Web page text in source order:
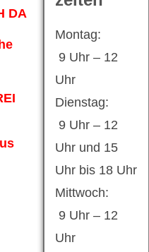
DA
Montag:
9 Uhr – 12
Uhr
Dienstag:
9 Uhr – 12
Uhr und 15
Uhr bis 18 Uhr
Mittwoch:
9 Uhr – 12
Uhr